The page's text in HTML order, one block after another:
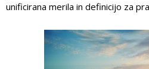
unificirana merila in definicijo za